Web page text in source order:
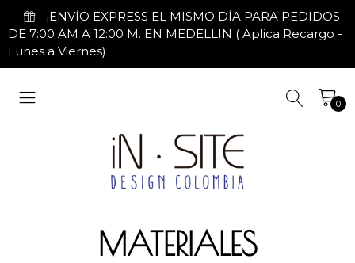
¡ENVÍO EXPRESS EL MISMO DÍA PARA PEDIDOS
DE 7:00 AM A 12:00 M. EN MEDELLIN ( Aplica Recargo -
Lunes a Viernes)
0
MATERIALES